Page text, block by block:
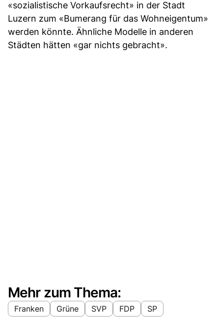
«sozialistische Vorkaufsrecht» in der Stadt
Luzern zum «Bumerang für das Wohneigentum»
werden könnte. Ähnliche Modelle in anderen
Städten hätten «gar nichts gebracht».
Mehr zum Thema:
Franken Grüne SVP FDP SP